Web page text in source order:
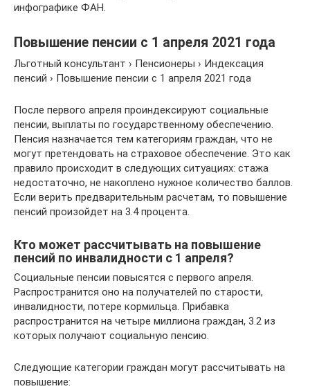
инфографике ФАН.
Повышение пенсии с 1 апреля 2021 года
Льготный консультант › Пенсионеры › Индексация
пенсий › Повышение пенсии с 1 апреля 2021 года
После первого апреля проиндексируют социальные
пенсии, выплаты по государственному обеспечению.
Пенсия назначается тем категориям граждан, что не
могут претендовать на страховое обеспечение. Это как
правило происходит в следующих ситуациях: стажа
недостаточно, не накоплено нужное количество баллов.
Если верить предварительным расчетам, то повышение
пенсий произойдет на 3.4 процента.
Кто может рассчитывать на повышение
пенсий по инвалидности с 1 апреля?
Социальные пенсии повысятся с первого апреля.
Распространится оно на получателей по старости,
инвалидности, потере кормильца. Прибавка
распространится на четыре миллиона граждан, 3.2 из
которых получают социальную пенсию.
Следующие категории граждан могут рассчитывать на
повышение: